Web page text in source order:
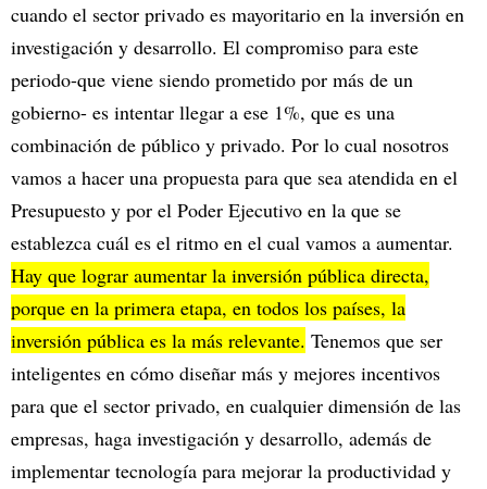
cuando el sector privado es mayoritario en la inversión en
investigación y desarrollo. El compromiso para este
periodo-que viene siendo prometido por más de un
gobierno- es intentar llegar a ese 1%, que es una
combinación de público y privado. Por lo cual nosotros
vamos a hacer una propuesta para que sea atendida en el
Presupuesto y por el Poder Ejecutivo en la que se
establezca cuál es el ritmo en el cual vamos a aumentar.
Hay que lograr aumentar la inversión pública directa,
porque en la primera etapa, en todos los países, la
inversión pública es la más relevante. Tenemos que ser
inteligentes en cómo diseñar más y mejores incentivos
para que el sector privado, en cualquier dimensión de las
empresas, haga investigación y desarrollo, además de
implementar tecnología para mejorar la productividad y